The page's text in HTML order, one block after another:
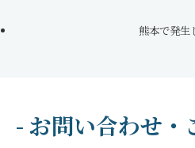
熊本で発生
- お問い合わせ・